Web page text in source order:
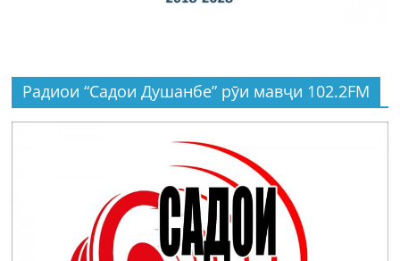
Радиои “Садои Душанбе” рӯи мавҷи 102.2FM